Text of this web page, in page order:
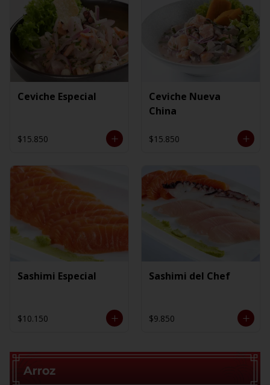
Ceviche Especial
$15.850
Ceviche Nueva
China
$15.850
Sashimi Especial
$10.150
Sashimi del Chef
$9.850